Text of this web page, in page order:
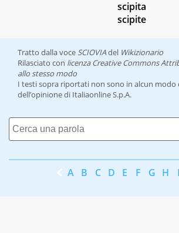
scipita
scipite
Tratto dalla voce SCIOVIAdel Wikizionario
Rilasciato con licenza Creative Commons
allo stesso modo
I testi sopra riportati non sono in alcun modo
dell’opinione di Italiaonline S.p.A.
A B C D E F G H I